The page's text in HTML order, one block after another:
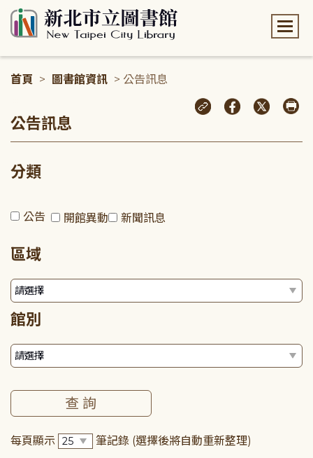
首頁 > 圖書館資訊 > 公告訊息
公告訊息
分類
公告 開館異動 新聞訊息
區域
館別
每頁顯示 筆記錄 (選擇後將自動重新整理)